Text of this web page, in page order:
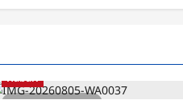
Habari